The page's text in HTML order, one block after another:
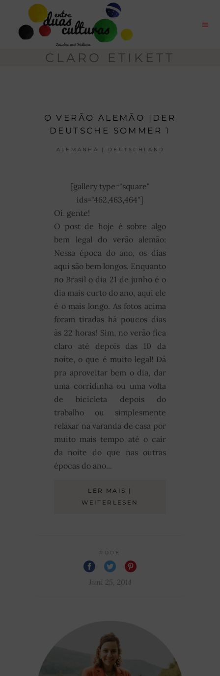
CLARO ETIKETT
O VERÃO ALEMÃO |DER
DEUTSCHE SOMMER 1
ALEMANHA | DEUTSCHLAND
[gallery type="square"
ids="462,463,464"]
Oi, gente!
O post de hoje é sobre algo
bem legal do verão alemão:
Nessa época do ano, os dias
aqui são bem longos. Enquanto
no Brasil o dia 21 de junho é o
dia mais curto do ano, aqui ele
é o mais longo. As fotos acima
foram tiradas há poucos dias
às 22 horas! Sim, no verão fica
claro até depois das 10 da
noite, o que é muito legal! Dá
pra aproveitar bem o dia, dar
uma corridinha ou uma volta
de bicicleta depois do
trabalho ou simplesmente
relaxar na varanda de casa por
muito mais tempo até o cair
da noite do que nas outras
épocas do ano...
LER MAIS |
WEITERLESEN
RODE
Juni 25, 2014